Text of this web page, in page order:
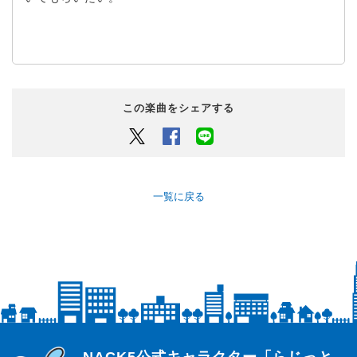
この楽曲をシェアする
Twitter Facebook
一覧に戻る
らじっと君